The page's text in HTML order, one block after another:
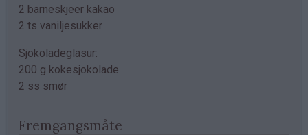
2 barneskjeer kakao
2 ts vaniljesukker
Sjokoladeglasur:
200 g kokesjokolade
2 ss smør
Fremgangsmåte